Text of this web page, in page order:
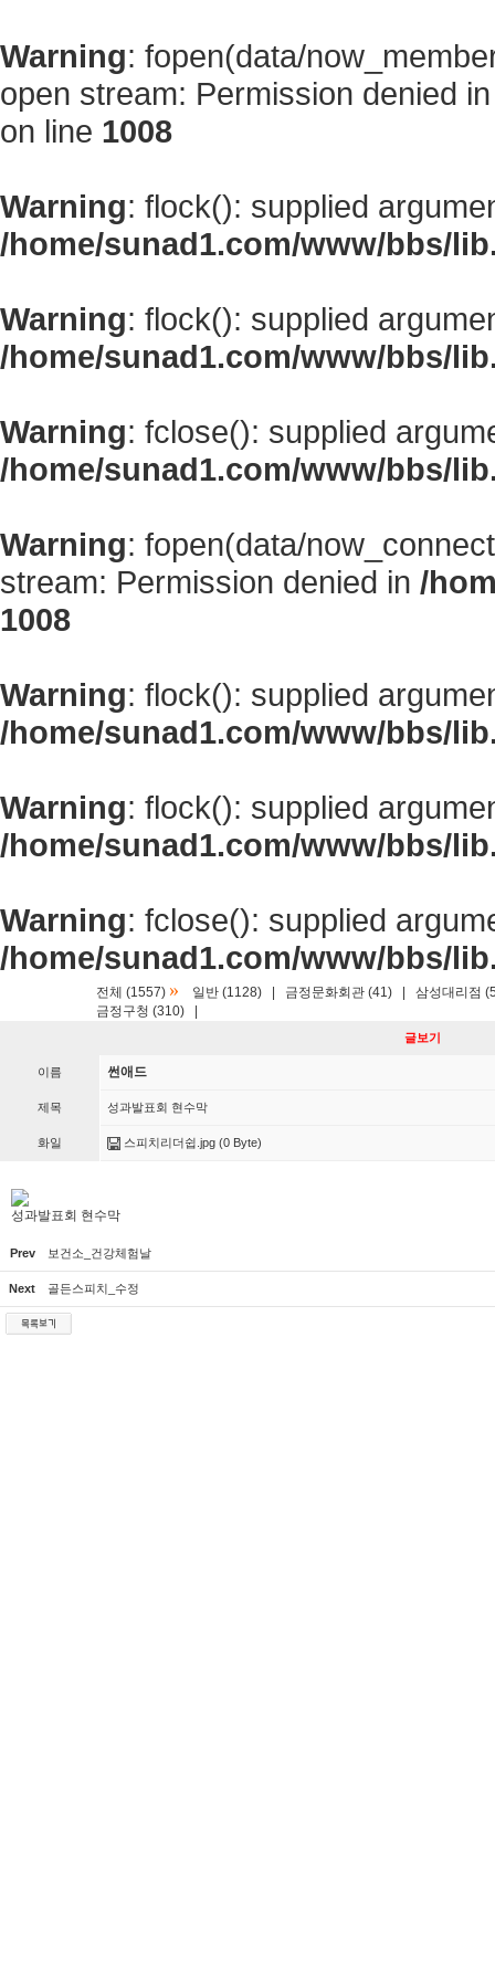
Warning: fopen(data/
open stream: Permission denied
on line 1008
Warning: flock(): supplied
/home/sunad1.com/www/bbs/
Warning: flock(): supplied
/home/sunad1.com/www/bbs/
Warning: fclose(): supplied
/home/sunad1.com/www/bbs/
Warning: fopen(data/
stream: Permission denied in /
1008
Warning: flock(): supplied
/home/sunad1.com/www/bbs/
Warning: flock(): supplied
/home/sunad1.com/www/bbs/
Warning: fclose(): supplied
/home/sunad1.com/www/bbs/
전체 (1557) » 일반 (1128) 금정문화회관 (41)
삼성대리점
금정구청 (310)
글보기
이름 썬애드
제목 성과발표회 현수막
화일 스피치리더쉽.jpg (0 Byte)
성과발표회 현수막
Prev 보건소_건강체험날
Next 골든스피치_수정